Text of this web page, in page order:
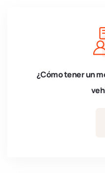
¿Cómo tener un